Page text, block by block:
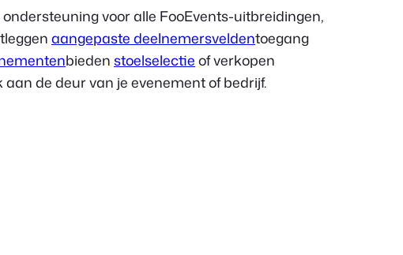
voor alle FooEvents-uitbreidingen,
aangepaste deelnemersveldentoegang
bieden stoelselectie of verkopen
aan de deur van je evenement of bedrijf.